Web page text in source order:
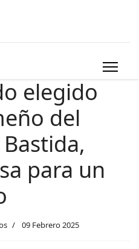
elegido
del
para un
09 Febrero 2025